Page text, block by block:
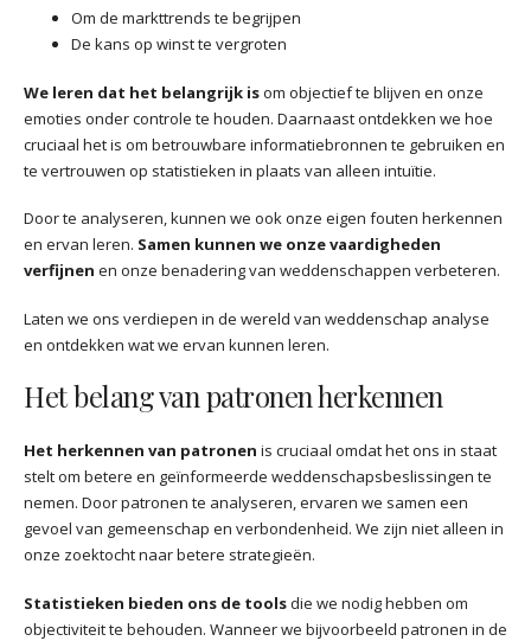
Om de markttrends te begrijpen
De kans op winst te vergroten
We leren dat het belangrijk isom objectief te blijven en onze
emoties onder controle te houden. Daarnaast ontdekken we hoe
cruciaal het is om betrouwbare informatiebronnen te gebruiken en
te vertrouwen op statistieken in plaats van alleen intuïtie.
Door te analyseren, kunnen we ook onze eigen fouten herkennen
en ervan leren. Samen kunnen we onze vaardigheden
verfijnen en onze benadering van weddenschappen verbeteren.
Laten we ons verdiepen in de wereld van weddenschap analyse
en ontdekken wat we ervan kunnen leren.
Het belang van patronen herkennen
Het herkennen van patronen is cruciaal omdat het ons in staat
stelt om betere en geïnformeerde weddenschapsbeslissingen te
nemen. Door patronen te analyseren, ervaren we samen een
gevoel van gemeenschap en verbondenheid. We zijn niet alleen in
onze zoektocht naar betere strategieën.
Statistieken bieden ons de toolsdie we nodig hebben om
objectiviteit te behouden. Wanneer we bijvoorbeeld patronen in de